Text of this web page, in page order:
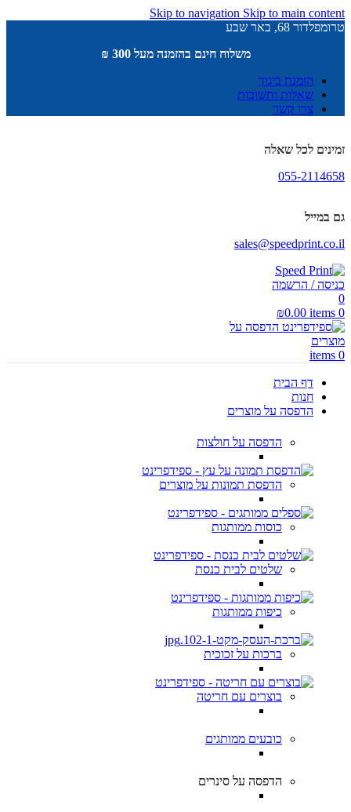
Skip to navigation Skip to main content
טרומפלדור 68, באר שבע
משלוח חינם בהזמנה מעל 300 ₪
הזמנת ביגוד
שאלות ותשובות
צרו קשר
זמינים לכל שאלה
055-2114658
גם במייל
sales@speedprint.co.il
כניסה / הרשמה
0
0
items
₪0.00
0
items
דף הבית
חנות
הדפסה על מוצרים
הדפסה על חולצות
הדפסת תמונות על מוצרים
כוסות ממותגות
שלטים לבית כנסת
כיפות ממותגות
ברכות על זכוכית
בוצרים עם חריטה
כובעים ממותגים
הדפסה על סינרים